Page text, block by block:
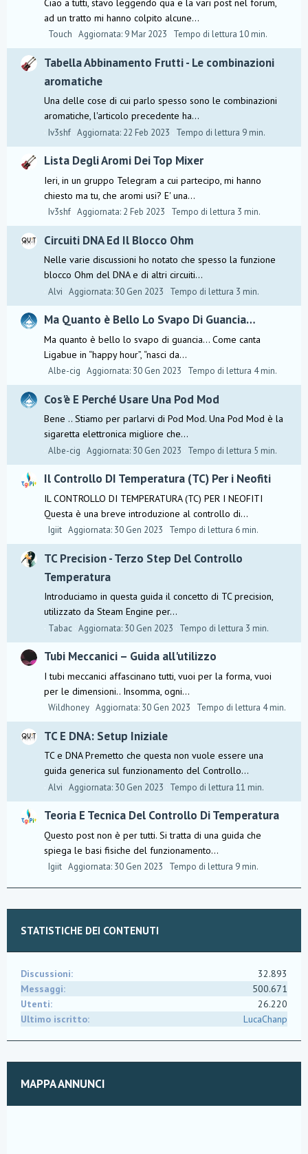
Ciao a tutti, stavo leggendo qua e la vari post nel forum,
ad un tratto mi hanno colpito alcune...
Touch Aggiornata: 9 Mar 2023 Tempo di lettura 10 min.
Tabella Abbinamento Frutti - Le combinazioni
aromatiche
Una delle cose di cui parlo spesso sono le combinazioni
aromatiche, l'articolo precedente ha...
Iv3shf Aggiornata: 22 Feb 2023 Tempo di lettura 9 min.
Lista Degli Aromi Dei Top Mixer
Ieri, in un gruppo Telegram a cui partecipo, mi hanno
chiesto ma tu, che aromi usi? E' una...
Iv3shf Aggiornata: 2 Feb 2023 Tempo di lettura 3 min.
Circuiti DNA Ed Il Blocco Ohm
Nelle varie discussioni ho notato che spesso la funzione
blocco Ohm del DNA e di altri circuiti...
Alvi Aggiornata: 30 Gen 2023 Tempo di lettura 3 min.
Ma Quanto è Bello Lo Svapo Di Guancia…
Ma quanto è bello lo svapo di guancia… Come canta
Ligabue in “happy hour”, “nasci da...
Albe-cig Aggiornata: 30 Gen 2023 Tempo di lettura 4 min.
Cos'è E Perché Usare Una Pod Mod
Bene .. Stiamo per parlarvi di Pod Mod. Una Pod Mod è la
sigaretta elettronica migliore che...
Albe-cig Aggiornata: 30 Gen 2023 Tempo di lettura 5 min.
Il Controllo DI Temperatura (TC) Per i Neofiti
IL CONTROLLO DI TEMPERATURA (TC) PER I NEOFITI
Questa è una breve introduzione al controllo di...
Igiit Aggiornata: 30 Gen 2023 Tempo di lettura 6 min.
TC Precision - Terzo Step Del Controllo
Temperatura
Introduciamo in questa guida il concetto di TC precision,
utilizzato da Steam Engine per...
Tabac Aggiornata: 30 Gen 2023 Tempo di lettura 3 min.
Tubi Meccanici – Guida all'utilizzo
I tubi meccanici affascinano tutti, vuoi per la forma, vuoi
per le dimensioni.. Insomma, ogni...
Wildhoney Aggiornata: 30 Gen 2023 Tempo di lettura 4 min.
TC E DNA: Setup Iniziale
TC e DNA Premetto che questa non vuole essere una
guida generica sul funzionamento del Controllo...
Alvi Aggiornata: 30 Gen 2023 Tempo di lettura 11 min.
Teoria E Tecnica Del Controllo Di Temperatura
Questo post non è per tutti. Si tratta di una guida che
spiega le basi fisiche del funzionamento...
Igiit Aggiornata: 30 Gen 2023 Tempo di lettura 9 min.
STATISTICHE DEI CONTENUTI
Discussioni
32.893
Messaggi
500.671
Utenti
26.220
Ultimo iscritto
LucaChanp
MAPPA ANNUNCI